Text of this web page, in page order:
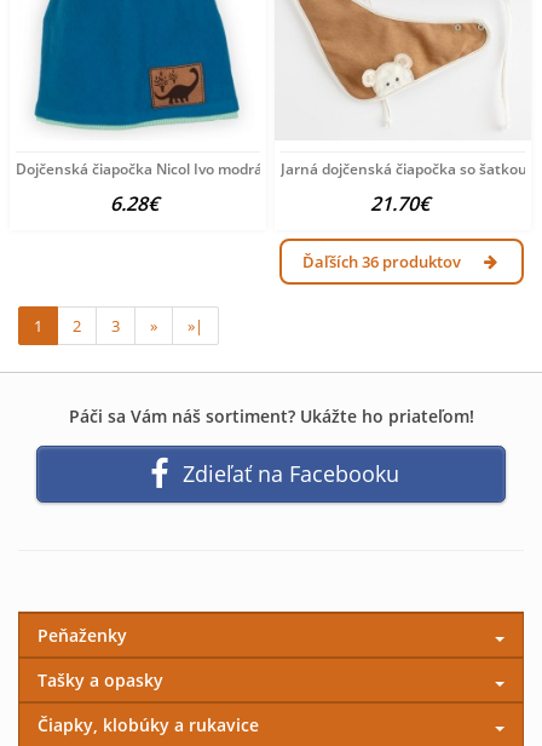
Dojčenská čiapočka Nicol Ivo modrá
6.28€
Jarná dojčenská čiapočka so šatkou
21.70€
Ďaľších 36 produktov
1 2 3 » »|
Páči sa Vám náš sortiment? Ukážte ho priateľom!
Zdieľať na Facebooku
Peňaženky
Tašky a opasky
Čiapky, klobúky a rukavice